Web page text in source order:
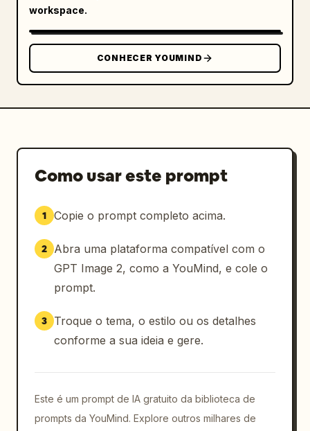
workspace.
CONHECER YOUMIND
Como usar este prompt
1 Copie o prompt completo acima.
2
Abra uma plataforma compatível com o
GPT Image 2, como a YouMind, e cole o
prompt.
3
Troque o tema, o estilo ou os detalhes
conforme a sua ideia e gere.
Este é um prompt de IA gratuito da biblioteca de
prompts da YouMind. Explore outros milhares de